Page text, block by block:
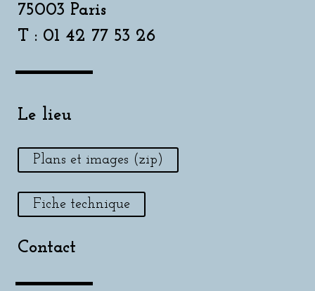
75003 Paris
T : 01 42 77 53 26
Le lieu
Plans et images (zip)
Fiche technique
Contact